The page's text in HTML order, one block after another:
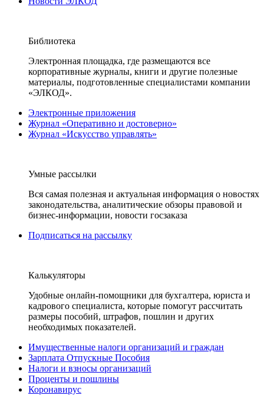
Библиотека
Электронная площадка, где размещаются все
корпоративные журналы, книги и другие полезные
материалы, подготовленные специалистами компании
«ЭЛКОД».
Электронные приложения
Журнал «Оперативно и достоверно»
Журнал «Искусство управлять»
Умные рассылки
Вся самая полезная и актуальная информация о новостях
законодательства, аналитические обзоры правовой и
бизнес-информации, новости госзаказа
Подписаться на рассылку
Калькуляторы
Удобные онлайн-помощники для бухгалтера, юриста и
кадрового специалиста, которые помогут рассчитать
размеры пособий, штрафов, пошлин и других
необходимых показателей.
Имущественные налоги организаций и граждан
Зарплата Отпускные Пособия
Налоги и взносы организаций
Проценты и пошлины
Коронавирус